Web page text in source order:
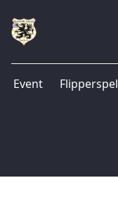
Event Flipperspel